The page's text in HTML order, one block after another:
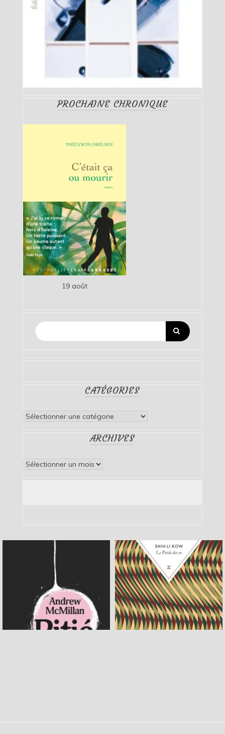
PROCHAINE CHRONIQUE
19 août
CATÉGORIES
Catégories
ARCHIVES
Archives